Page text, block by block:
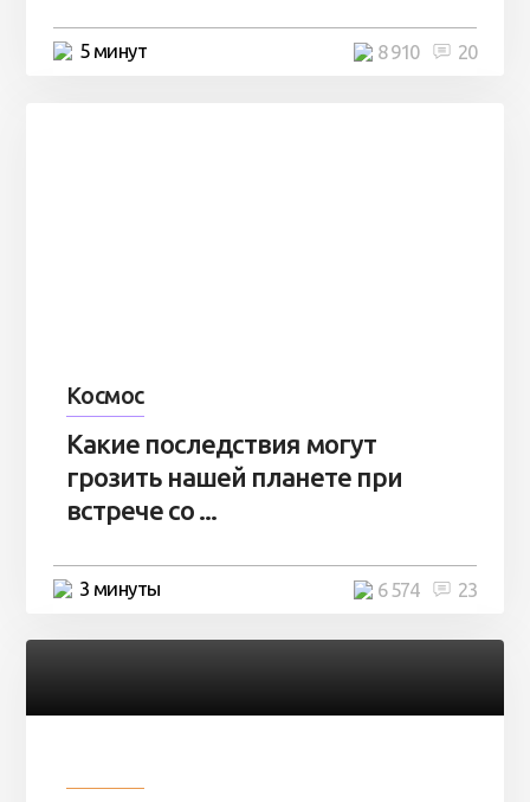
5 минут 20
8 910
Космос
Какие последствия могут
грозить нашей планете при
встрече со ...
3 минуты 23
6 574